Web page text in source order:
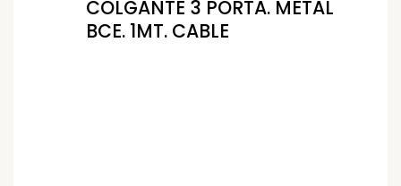
COLGANTE 3 PORTA. METAL
BCE. 1MT. CABLE